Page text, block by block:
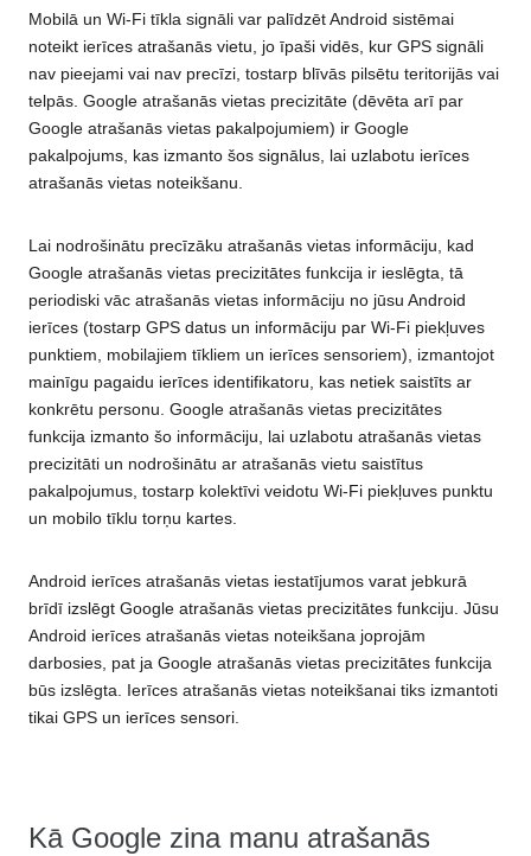
Mobilā un Wi-Fi tīkla signāli var palīdzēt Android sistēmai
noteikt ierīces atrašanās vietu, jo īpaši vidēs, kur GPS signāli
nav pieejami vai nav precīzi, tostarp blīvās pilsētu teritorijās vai
telpās. Google atrašanās vietas precizitāte (dēvēta arī par
Google atrašanās vietas pakalpojumiem) ir Google
pakalpojums, kas izmanto šos signālus, lai uzlabotu ierīces
atrašanās vietas noteikšanu.
Lai nodrošinātu precīzāku atrašanās vietas informāciju, kad
Google atrašanās vietas precizitātes funkcija ir ieslēgta, tā
periodiski vāc atrašanās vietas informāciju no jūsu Android
ierīces (tostarp GPS datus un informāciju par Wi-Fi piekļuves
punktiem, mobilajiem tīkliem un ierīces sensoriem), izmantojot
mainīgu pagaidu ierīces identifikatoru, kas netiek saistīts ar
konkrētu personu. Google atrašanās vietas precizitātes
funkcija izmanto šo informāciju, lai uzlabotu atrašanās vietas
precizitāti un nodrošinātu ar atrašanās vietu saistītus
pakalpojumus, tostarp kolektīvi veidotu Wi-Fi piekļuves punktu
un mobilo tīklu torņu kartes.
Android ierīces atrašanās vietas iestatījumos varat jebkurā
brīdī izslēgt Google atrašanās vietas precizitātes funkciju. Jūsu
Android ierīces atrašanās vietas noteikšana joprojām
darbosies, pat ja Google atrašanās vietas precizitātes funkcija
būs izslēgta. Ierīces atrašanās vietas noteikšanai tiks izmantoti
tikai GPS un ierīces sensori.
Kā Google zina manu atrašanās